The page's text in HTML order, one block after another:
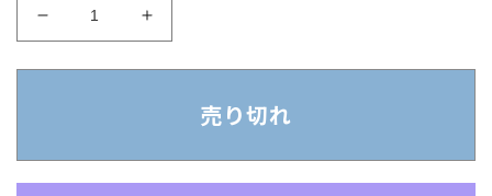
ュ
レ
明
ュ
レ
売り切れ